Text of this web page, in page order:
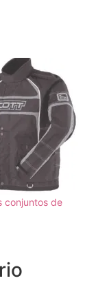
conjuntos de